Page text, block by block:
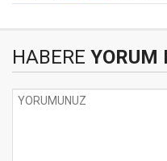
HABERE YORUM